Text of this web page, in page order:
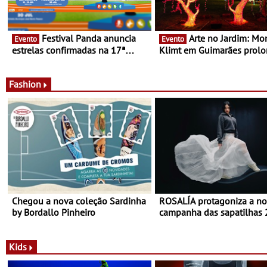
Evento
estrelas confirmadas na 17ª
Evento
Klimt em Guimarães
Fashion
Chegou a nova coleção Sardinha
by Bordallo Pinheiro
ROSALÍA protagoniza a
campanha das sapatilhas
Kids